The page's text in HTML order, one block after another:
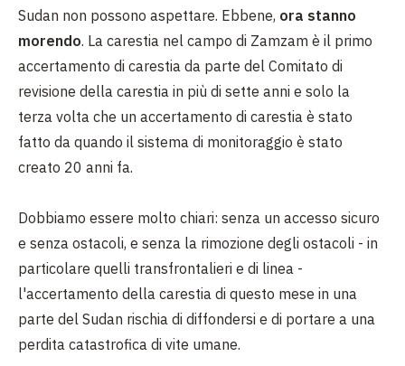
Sudan non possono aspettare. Ebbene, ora stanno
morendo. La carestia nel campo di Zamzam è il primo
accertamento di carestia da parte del Comitato di
revisione della carestia in più di sette anni e solo la
terza volta che un accertamento di carestia è stato
fatto da quando il sistema di monitoraggio è stato
creato 20 anni fa.
Dobbiamo essere molto chiari: senza un accesso sicuro
e senza ostacoli, e senza la rimozione degli ostacoli - in
particolare quelli transfrontalieri e di linea -
l'accertamento della carestia di questo mese in una
parte del Sudan rischia di diffondersi e di portare a una
perdita catastrofica di vite umane.